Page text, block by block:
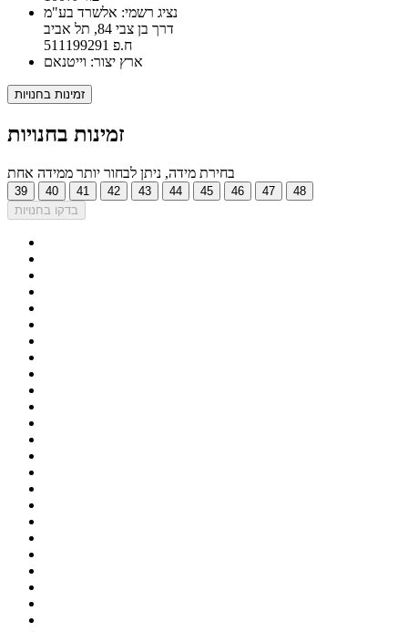
נציג רשמי: אלשרד בע"מ
דרך בן צבי 84, תל אביב
ח.פ 511199291
ארץ יצור: וייטנאם
זמינות בחנויות
זמינות בחנויות
בחירת מידה, ניתן לבחור יותר ממידה אחת
39 40 41 42 43 44 45 46 47
48
בדקו בחנויות